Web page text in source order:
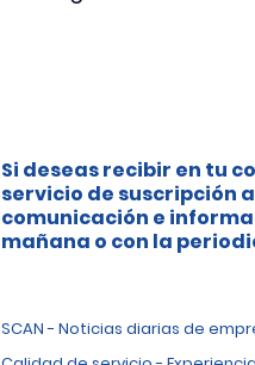
Si deseas recibir en tu
servicio de suscripción
comunicación e
mañana o con la
SCAN - Noticias diarias de